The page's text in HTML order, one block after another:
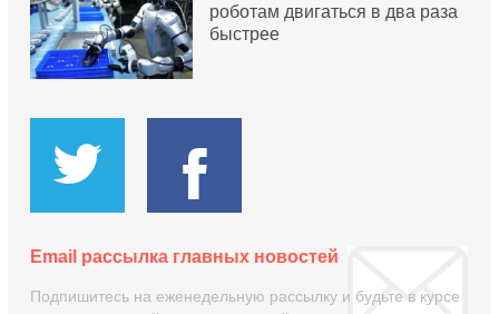
роботам двигаться в два раза
быстрее
Email рассылка главных новостей
Подпишитесь на еженедельную рассылку и будьте в курсе